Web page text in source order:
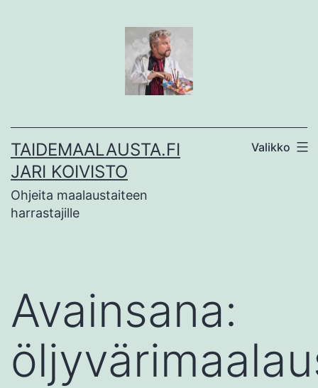
TAIDEMAALAUSTA.FI
JARI KOIVISTO
Ohjeita maalaustaiteen
harrastajille
Valikko
Avainsana: